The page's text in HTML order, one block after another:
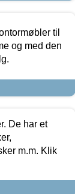
til
og med den
De har et
m.m. Klik